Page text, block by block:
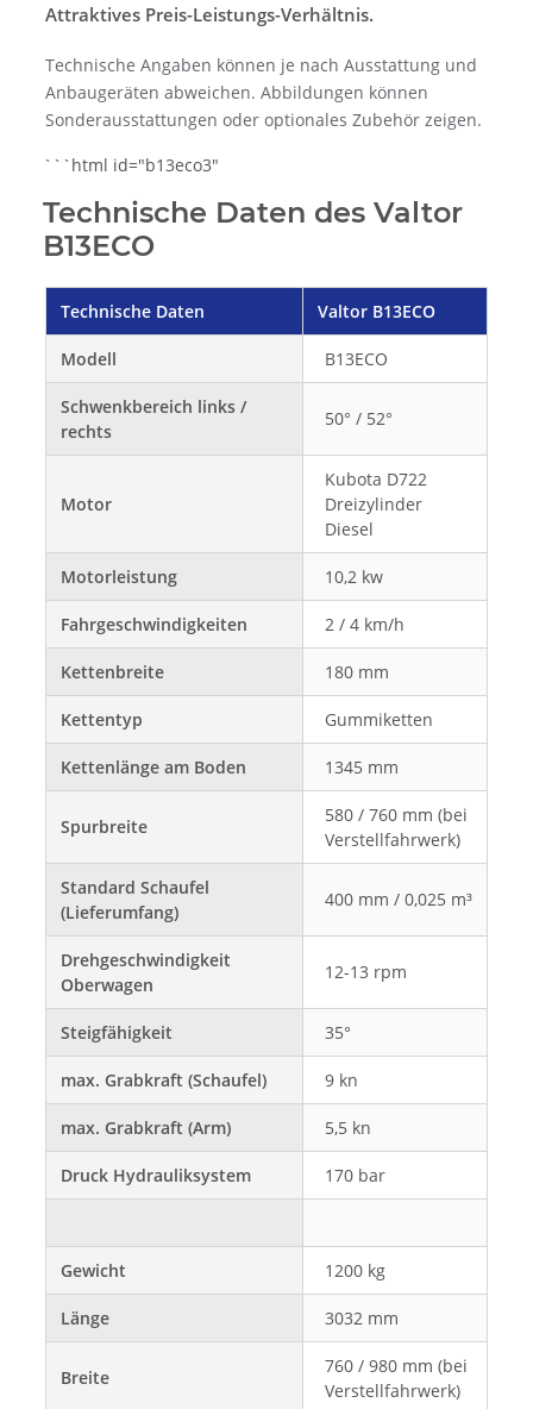
Attraktives Preis-Leistungs-Verhältnis.
Technische Angaben können je nach Ausstattung und
Anbaugeräten abweichen. Abbildungen können
Sonderausstattungen oder optionales Zubehör zeigen.
```html id="b13eco3"
Technische Daten des Valtor
B13ECO
Technische Daten Valtor B13ECO
Modell B13ECO
Schwenkbereich links /
rechts
50° / 52°
Motor
Kubota D722
Dreizylinder
Diesel
Motorleistung 10,2 kw
Fahrgeschwindigkeiten 2 / 4 km/h
Kettenbreite 180 mm
Kettentyp Gummiketten
Kettenlänge am Boden 1345 mm
Spurbreite
580 / 760 mm (bei
Verstellfahrwerk)
Standard Schaufel
(Lieferumfang)
400 mm / 0,025 m³
Drehgeschwindigkeit
Oberwagen
12-13 rpm
Steigfähigkeit 35°
max. Grabkraft (Schaufel) 9 kn
max. Grabkraft (Arm) 5,5 kn
Druck Hydrauliksystem 170 bar
Gewicht 1200 kg
Länge 3032 mm
Breite
760 / 980 mm (bei
Verstellfahrwerk)